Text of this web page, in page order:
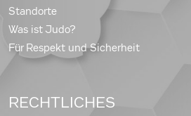
Standorte
Was ist Judo?
Für Respekt und Sicherheit
RECHTLICHES